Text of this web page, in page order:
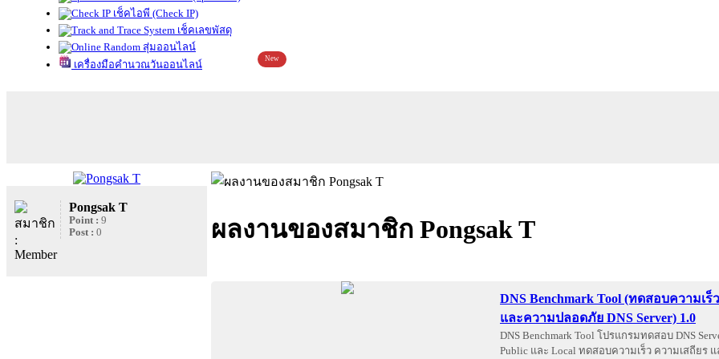
เช็คไอพี (Check IP)
เช็คเลขพัสดุ
สุ่มออนไลน์
เครื่องมือคำนวณวันออนไลน์
New
Pongsak T
Point : 9
Post : 0 ผลงานของสมาชิก Pongsak T
DNS Benchmark Tool (ทดสอบความเร็
และความปลอดภัย DNS Server) 1.0
DNS Benchmark Tool โปรแกรมทดสอบ DNS
Public และ Local ทดสอบความเร็ว ความเสถียร